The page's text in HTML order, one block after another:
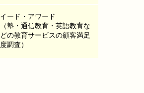
イード・アワード
（塾・通信教育・英語教育な
どの教育サービスの顧客満足
度調査）